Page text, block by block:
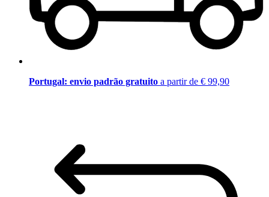
Portugal: envio padrão gratuito a partir de € 99,90